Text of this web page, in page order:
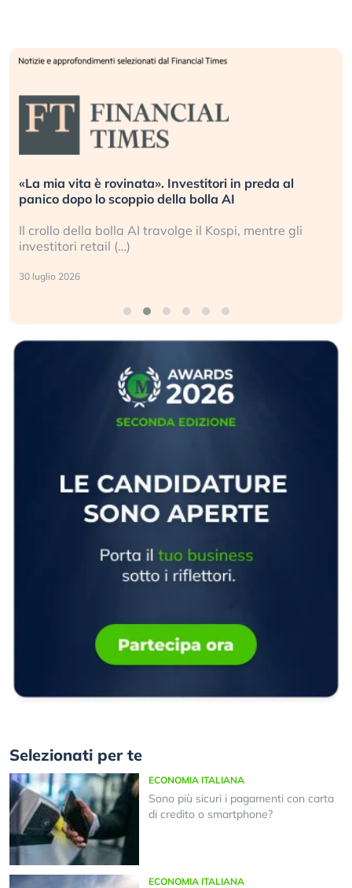
«La mia vita è rovinata». Investitori in preda al
panico dopo lo scoppio della bolla AI
Il crollo della bolla AI travolge il Kospi, mentre gli
investitori retail (…)
30 luglio 2026
Selezionati per te
ECONOMIA ITALIANA
Sono più sicuri i pagamenti con carta
di credito o smartphone?
ECONOMIA ITALIANA